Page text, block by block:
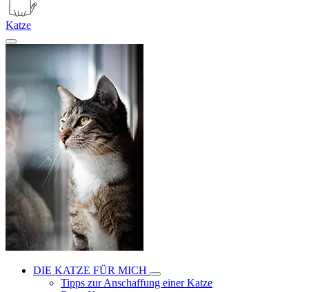
Katze
DIE KATZE FÜR MICH
Tipps zur Anschaffung einer Katze